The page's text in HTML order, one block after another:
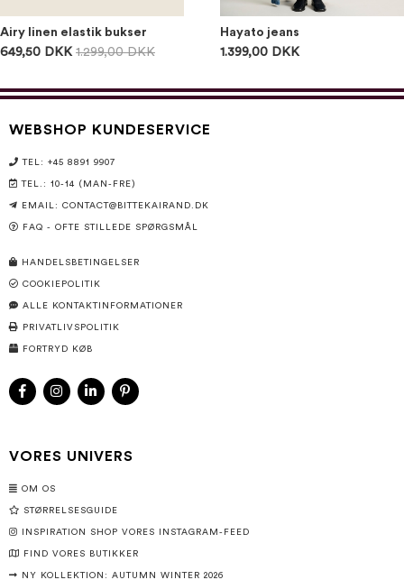
Airy linen elastik bukser
649,50 DKK 1.299,00 DKK
Hayato jeans
1.399,00 DKK
WEBSHOP KUNDESERVICE
TEL: +45 8891 9907
TEL.: 10-14 (MAN-FRE)
EMAIL: CONTACT@BITTEKAIRAND.DK
FAQ - OFTE STILLEDE SPØRGSMÅL
HANDELSBETINGELSER
COOKIEPOLITIK
ALLE KONTAKTINFORMATIONER
PRIVATLIVSPOLITIK
FORTRYD KØB
VORES UNIVERS
OM OS
STØRRELSESGUIDE
INSPIRATION SHOP VORES INSTAGRAM-FEED
FIND VORES BUTIKKER
NY KOLLEKTION: AUTUMN WINTER 2026